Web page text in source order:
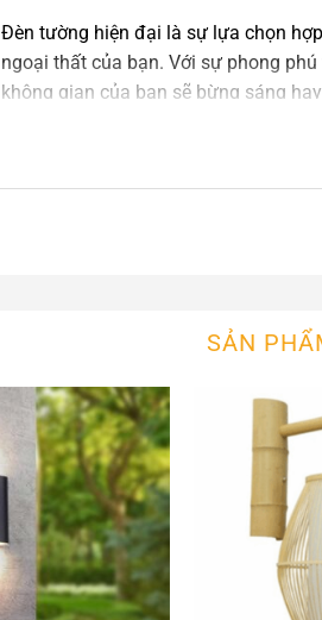
Đèn tường hiện đại là sự lựa chọn
ngoại thất của bạn. Với sự phong
không gian của bạn sẽ bừng sáng
đèn thả công nghiệp trang
viên củaAn An Decor , chúng tôi sẽ
Liên hệ ngay để đặt hàng,
SẢN